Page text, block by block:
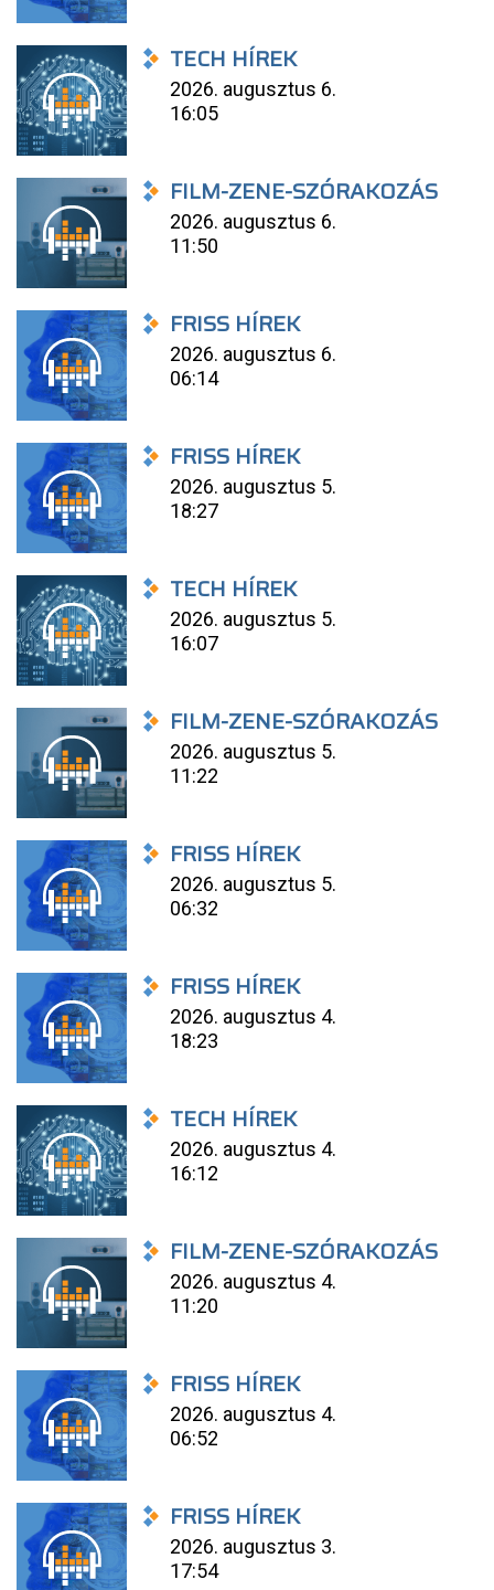
TECH HÍREK
2026. augusztus 6.
16:05
FILM-ZENE-SZÓRAKOZÁS
2026. augusztus 6.
11:50
FRISS HÍREK
2026. augusztus 6.
06:14
FRISS HÍREK
2026. augusztus 5.
18:27
TECH HÍREK
2026. augusztus 5.
16:07
FILM-ZENE-SZÓRAKOZÁS
2026. augusztus 5.
11:22
FRISS HÍREK
2026. augusztus 5.
06:32
FRISS HÍREK
2026. augusztus 4.
18:23
TECH HÍREK
2026. augusztus 4.
16:12
FILM-ZENE-SZÓRAKOZÁS
2026. augusztus 4.
11:20
FRISS HÍREK
2026. augusztus 4.
06:52
FRISS HÍREK
2026. augusztus 3.
17:54